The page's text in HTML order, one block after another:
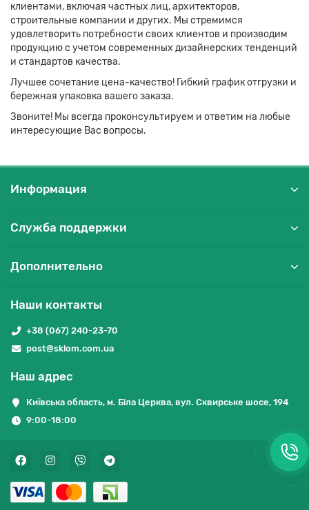
клиентами, включая частных лиц, архитекторов,
строительные компании и других. Мы стремимся
удовлетворить потребности своих клиентов и производим
продукцию с учетом современных дизайнерских тенденций
и стандартов качества.
Лучшее сочетание цена-качество! Гибкий график отгрузки и
бережная упаковка вашего заказа.
Звоните! Мы всегда проконсультируем и ответим на любые
интересующие Вас вопросы.
Информация
Служба поддержки
Дополнительно
Наши контакты
+38 (067) 240-23-70
post@sklom.com.ua
Наш адрес
Київська область, м. Біла Церква, вул. Сквирське шосе, 194
9:00-18:00